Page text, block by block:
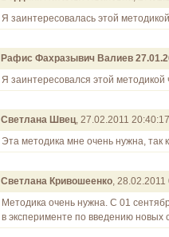
Я заинтересовалась этой
Рафис Фахразывич Валиев
Я заинтересовался этой методикой
Светлана Швец, 27.02.2011 20:40:17
Эта методика мне очень нужна, так
Светлана Кривошеенко, 28.02.2011
Методика очень нужна. С 01
в эксперименте по введению новых